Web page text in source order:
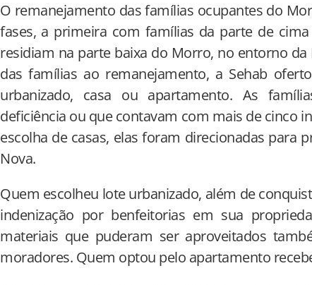
O remanejamento das famílias ocupantes do
fases, a primeira com famílias da parte de
residiam na parte baixa do Morro, no entorno da
das famílias ao remanejamento, a Sehab
urbanizado, casa ou apartamento. As
deficiência ou que contavam com mais de cinco
escolha de casas, elas foram direcionadas para
Nova.
Quem escolheu lote urbanizado, além de
indenização por benfeitorias em sua
materiais que puderam ser aproveitados
moradores. Quem optou pelo apartamento